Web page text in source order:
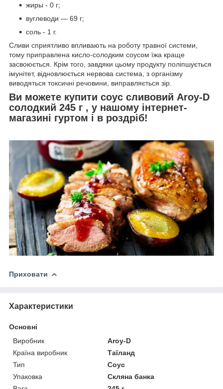
жиры - 0 г;
вуглеводи — 69 г;
соль - 1 г.
Сливи сприятливо впливають на роботу травної системи,
тому приправлена кисло-солодким соусом їжа краще
засвоюється. Крім того, завдяки цьому продукту поліпшується
імунітет, відновлюється нервова система, з організму
виводяться токсичні речовини, виправляється зір.
Ви можете купити соус сливовий Aroy-D
солодкий 245 г , у нашому інтернет-
магазині гуртом і в роздріб!
Приховати
Характеристики
Основні
Виробник
Aroy-D
Країна виробник
Таїланд
Тип
Соус
Упаковка
Скляна банка